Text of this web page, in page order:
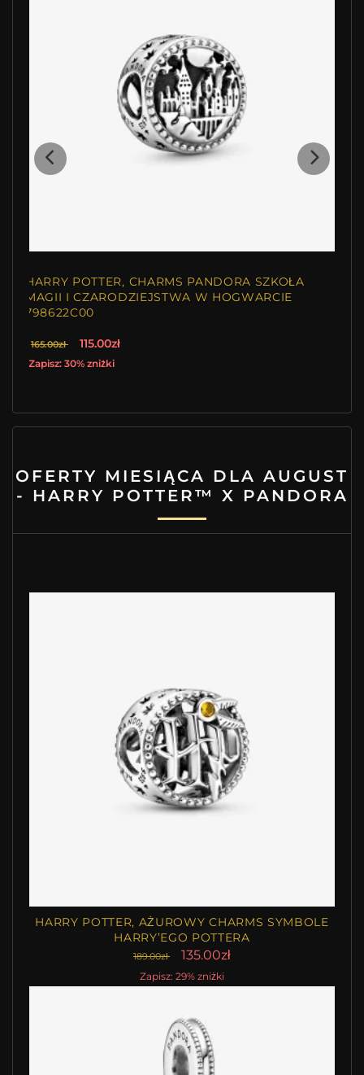
HARRY POTTER, CHARMS PANDORA SZKOŁA
MAGII I CZARODZIEJSTWA W HOGWARCIE
798622C00
165.00zł 115.00zł
Zapisz: 30% zniżki
OFERTY MIESIĄCA DLA AUGUST
- HARRY POTTER™ X PANDORA
HARRY POTTER, AŻUROWY CHARMS SYMBOLE
HARRY’EGO POTTERA
189.00zł 135.00zł
Zapisz: 29% zniżki